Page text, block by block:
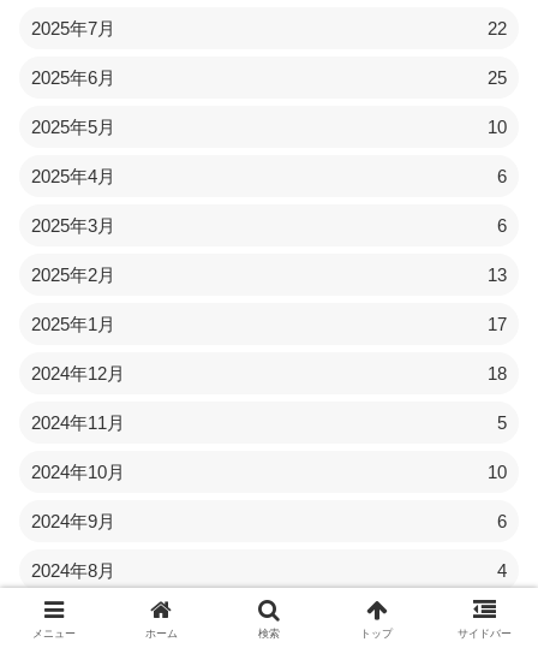
2025年7月 22
2025年6月 25
2025年5月 10
2025年4月 6
2025年3月 6
2025年2月 13
2025年1月 17
2024年12月 18
2024年11月 5
2024年10月 10
2024年9月 6
2024年8月 4
2024年7月
メニュー ホーム 検索 トップ サイドバー